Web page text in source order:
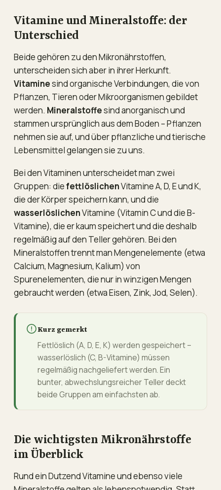
Vitamine und Mineralstoffe: der
Unterschied
Beide gehören zu den Mikronährstoffen,
unterscheiden sich aber in ihrer Herkunft.
Vitaminesind organische Verbindungen, die von
Pflanzen, Tieren oder Mikroorganismen gebildet
werden. Mineralstoffesind anorganisch und
stammen ursprünglich aus dem Boden – Pflanzen
nehmen sie auf, und über pflanzliche und tierische
Lebensmittel gelangen sie zu uns.
Bei den Vitaminen unterscheidet man zwei
Gruppen: diefettlöslichenVitamine A, D, E und K,
die der Körper speichern kann, und die
wasserlöslichenVitamine (Vitamin C und die B-
Vitamine), die er kaum speichert und die deshalb
regelmäßig auf den Teller gehören. Bei den
Mineralstoffen trennt man Mengenelemente (etwa
Calcium, Magnesium, Kalium) von
Spurenelementen, die nur in winzigen Mengen
gebraucht werden (etwa Eisen, Zink, Jod, Selen).
Kurz gemerkt
Fettlöslich (A, D, E, K) werden gespeichert –
wasserlöslich (C, B-Vitamine) müssen
regelmäßig nachgeliefert werden. Ein
bunter, abwechslungsreicher Teller deckt
beide Gruppen am einfachsten ab.
Die wichtigsten Mikronährstoffe
im Überblick
Rund ein Dutzend Vitamine und ebenso viele